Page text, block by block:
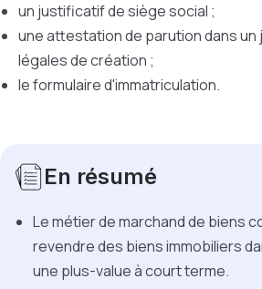
un justificatif de siège social ;
une attestation de parution dans un
légales de création ;
le formulaire d'immatriculation.
En résumé
Le métier de marchand de biens
revendre des biens immobiliers
une plus-value à court terme.